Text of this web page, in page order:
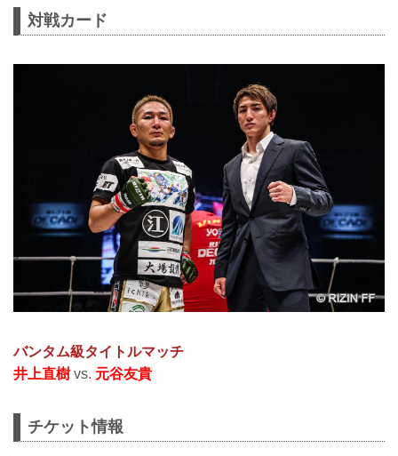
対戦カード
バンタム級タイトルマッチ
井上直樹 vs. 元谷友貴
チケット情報